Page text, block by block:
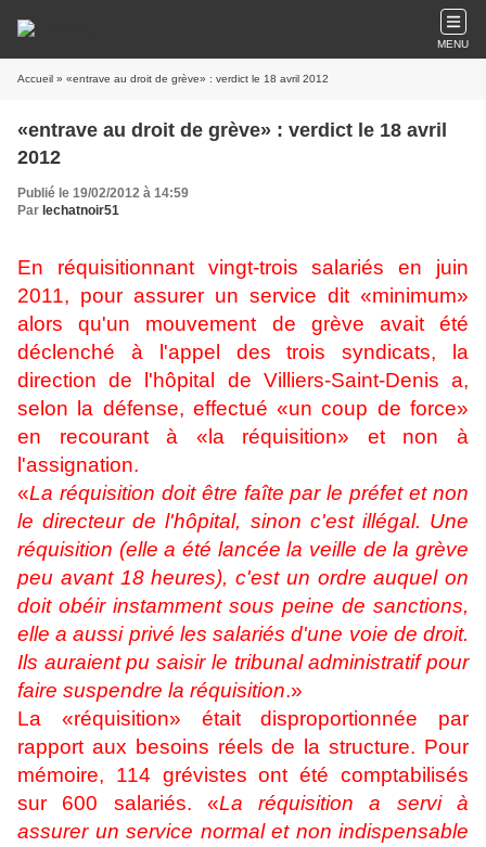
MENU
Accueil » «entrave au droit de grève» : verdict le 18 avril 2012
«entrave au droit de grève» : verdict le 18 avril
2012
Publié le 19/02/2012 à 14:59
Par lechatnoir51
En réquisitionnant vingt-trois salariés en juin
2011, pour assurer un service dit «minimum»
alors qu'un mouvement de grève avait été
déclenché à l'appel des trois syndicats, la
direction de l'hôpital de Villiers-Saint-Denis a,
selon la défense, effectué «un coup de force»
en recourant à «la réquisition» et non à
l'assignation.
«La réquisition doit être faîte par le préfet et non
le directeur de l'hôpital, sinon c'est illégal. Une
réquisition (elle a été lancée la veille de la grève
peu avant 18 heures), c'est un ordre auquel on
doit obéir instamment sous peine de sanctions,
elle a aussi privé les salariés d'une voie de droit.
Ils auraient pu saisir le tribunal administratif pour
faire suspendre la réquisition.»
La «réquisition» était disproportionnée par
rapport aux besoins réels de la structure. Pour
mémoire, 114 grévistes ont été comptabilisés
sur 600 salariés. «La réquisition a servi à
assurer un service normal et non indispensable